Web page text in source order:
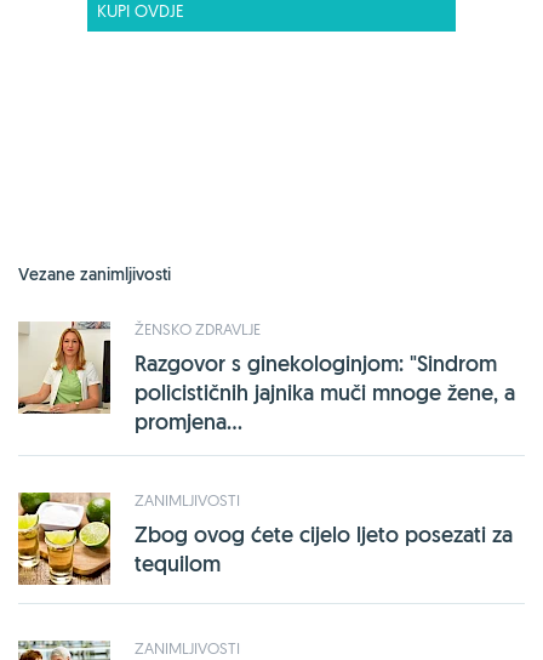
KUPI OVDJE
Vezane zanimljivosti
ŽENSKO ZDRAVLJE
Razgovor s ginekologinjom: "Sindrom
policističnih jajnika muči mnoge žene, a
promjena...
ZANIMLJIVOSTI
Zbog ovog ćete cijelo ljeto posezati za
tequilom
ZANIMLJIVOSTI